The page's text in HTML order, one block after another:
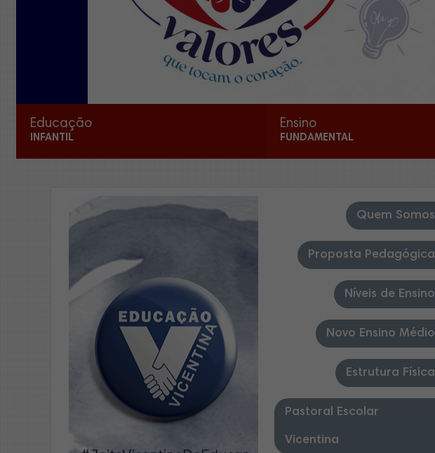
Educação
INFANTIL
Ensino
FUNDAMENTAL
Quem Somos
Proposta Pedagógica
Níveis de Ensino
Novo Ensino Médio
Estrutura Física
Pastoral Escolar
Vicentina